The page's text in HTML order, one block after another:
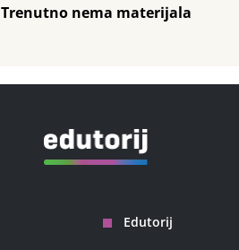
Trenutno nema materijala
Edutorij